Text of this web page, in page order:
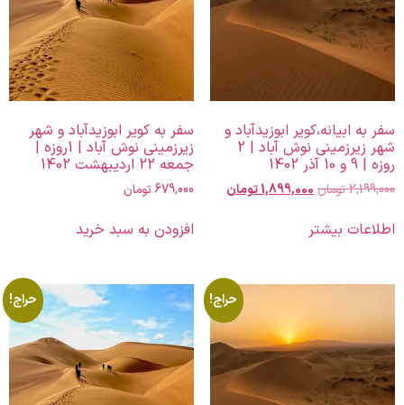
سفر به ابیانه،کویر ابوزیدآباد و
شهر زیرزمینی نوش آباد | 2
روزه | 9 و 10 آذر 1402
2,199,000تومان1,899,000تومان
اطلاعات بیشتر
سفر به کویر ابوزیدآباد و شهر
زیرزمینی نوش آباد | 1روزه |
جمعه 22 اردیبهشت 1402
679,000 تومان
افزودن به سبد خرید
حراج! حراج!